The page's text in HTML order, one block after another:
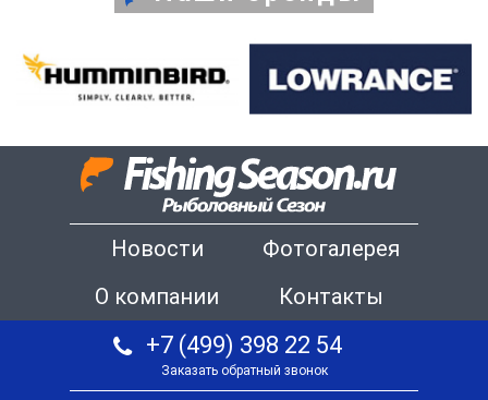
Новости
Фотогалерея
О компании
Контакты
+7 (499) 398 22 54
Заказать обратный звонок